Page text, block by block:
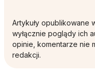
Artykuły opublikowane
wyłącznie poglądy ich
opinie, komentarze nie
redakcji.